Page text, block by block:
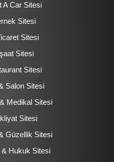
A Car Sitesi
Sitesi
Sitesi
Sitesi
Sitesi
Salon Sitesi
Medikal Sitesi
Sitesi
Güzellik Sitesi
& Hukuk Sitesi